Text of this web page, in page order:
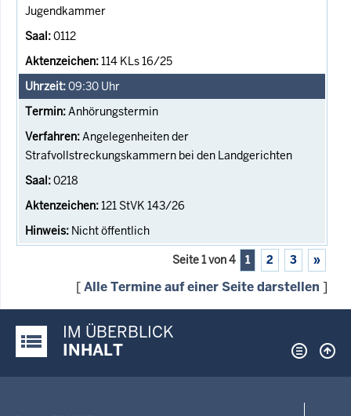
Jugendkammer
0112
114 KLs 16/25
09:30 Uhr
Anhörungstermin
Angelegenheiten der
Strafvollstreckungskammern bei den Landgerichten
0218
121 StVK 143/26
Nicht öffentlich
Seite 1 von 4 1 2 3 »
[Alle Termine auf einer Seite darstellen ]
Justiz-Portal im Überblick:
IM ÜBERBLICK
INHALT